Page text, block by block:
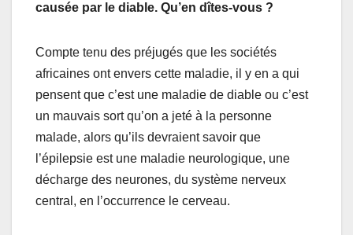
causée par le diable. Qu’en dîtes-vous ?
Compte tenu des préjugés que les sociétés
africaines ont envers cette maladie, il y en a qui
pensent que c’est une maladie de diable ou c’est
un mauvais sort qu’on a jeté à la personne
malade, alors qu’ils devraient savoir que
l’épilepsie est une maladie neurologique, une
décharge des neurones, du système nerveux
central, en l’occurrence le cerveau.